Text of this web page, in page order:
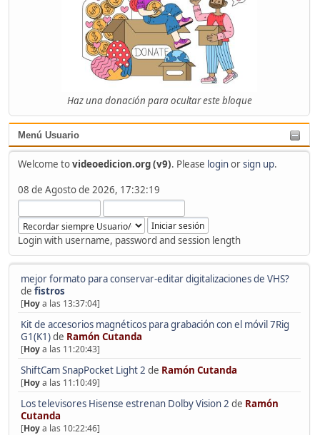
Haz una donación para ocultar este bloque
Menú Usuario
Welcome tovideoedicion.org (v9). Please loginorsign up.
08 de Agosto de 2026, 17:32:19
Login with username, password and session length
mejor formato para conservar-editar digitalizaciones de VHS?
de fistros
[Hoya las 13:37:04]
Kit de accesorios magnéticos para grabación con el móvil 7Rig
G1(K1)de Ramón Cutanda
[Hoya las 11:20:43]
ShiftCam SnapPocket Light 2 de Ramón Cutanda
[Hoya las 11:10:49]
Los televisores Hisense estrenan Dolby Vision 2 de Ramón
Cutanda
[Hoya las 10:22:46]